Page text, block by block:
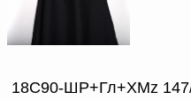
18С90-ШР+Гл+ХМz 147/